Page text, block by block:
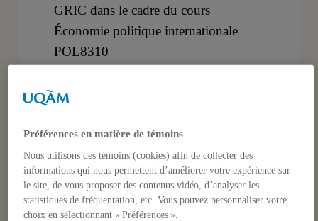
GRIC dans le cadre du cours
Économie politique internationale
POL8310
de 18h
LIEU: Local A-3316, Pavillon
Hubert-Aquin
Préférences en matière de témoins
Nous utilisons des témoins (cookies) afin de collecter des
informations qui nous permettent d’améliorer votre expérience sur
le site, de vous proposer des contenus vidéo, d’analyser les
statistiques de fréquentation, etc. Vous pouvez personnaliser votre
choix en sélectionnant « Préférences ».